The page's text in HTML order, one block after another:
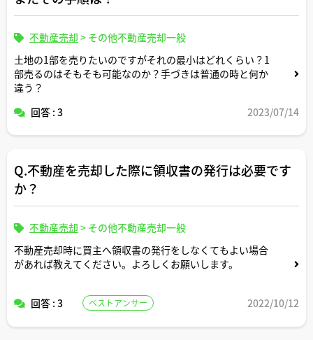
不動産売却 > その他不動産売却一般
土地の1部を売りたいのですがそれの最小はどれくらい？1
部売るのはそもそも可能なのか？手づきは普通の時と何か
違う？
回答 : 3
2023/07/14
Q.不動産を売却した際に領収書の発行は必要です
か？
不動産売却 > その他不動産売却一般
不動産売却時に買主へ領収書の発行をしなくてもよい場合
があれば教えてください。よろしくお願いします。
回答 : 3 ベストアンサー 2022/10/12